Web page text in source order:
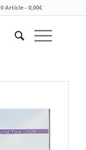
0 Article 0,00€